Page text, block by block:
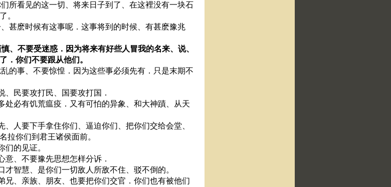
所看见的这一切、将来日子到了、在这裡没有一块石
。
甚麽时候有这事呢．这事将到的时候、有甚麽豫兆
、不要受迷惑．因为将来有好些人冒我的名来、说、
．你们不要跟从他们。
的事、不要惊惶．因为这些事必须先有．只是末期不
、民要攻打民、国要攻打国．
处必有饥荒瘟疫．又有可怕的异象、和大神蹟、从天
、人要下手拿住你们、逼迫你们、把你们交给会堂、
拉你们到君王诸侯面前。
们的见证。
意、不要豫先思想怎样分诉．
才智慧、是你们一切敌人所敌不住、驳不倒的。
兄、亲族、朋友、也要把你们交官．你们也有被他们